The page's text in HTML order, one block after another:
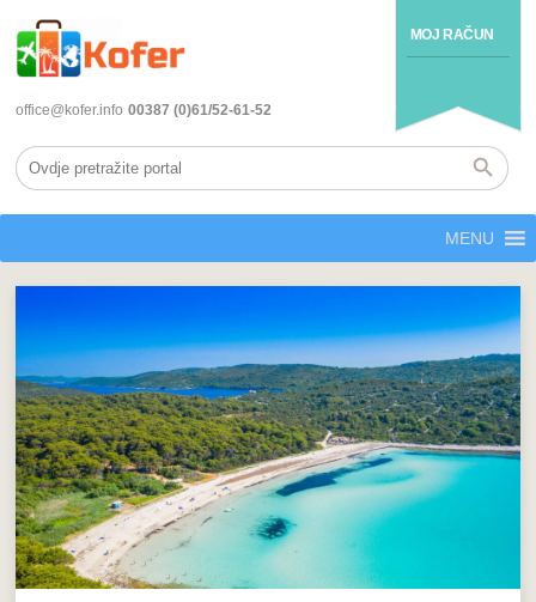
MOJ RAČUN
office@kofer.info 00387 (0)61/52-61-52
MENU